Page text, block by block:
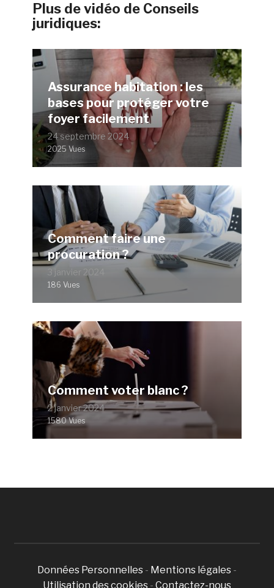
Plus de vidéo de Conseils
juridiques:
Assurance habitation : les
bases pour protéger votre
foyer facilement
24 septembre 2024
2025 Vues
Comment faire une
procuration ?
3 janvier 2024
186 Vues
Comment voter blanc ?
2 janvier 2024
1580 Vues
Données Personnelles - Mentions légales -
Utilisation des cookies - Contactez-nous